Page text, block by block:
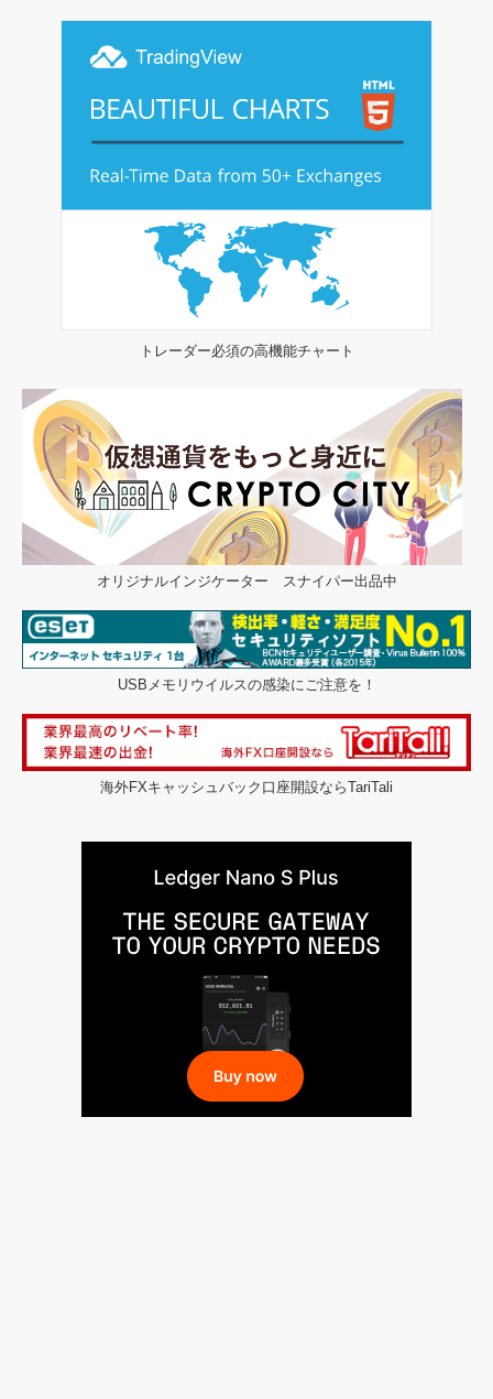
トレーダー必須の高機能チャート
オリジナルインジケーター スナイパー出品中
USBメモリウイルスの感染にご注意を！
海外FXキャッシュバック口座開設ならTariTali